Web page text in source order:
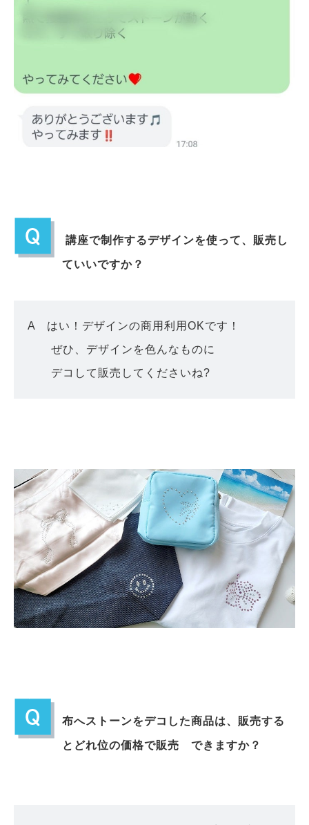
講座で制作するデザインを使って、販売し
ていいですか？
A はい！デザインの商用利用OKです！
ぜひ、デザインを色んなものに
デコして販売してくださいね?
布へストーンをデコした商品は、販売する
とどれ位の価格で販売 できますか？